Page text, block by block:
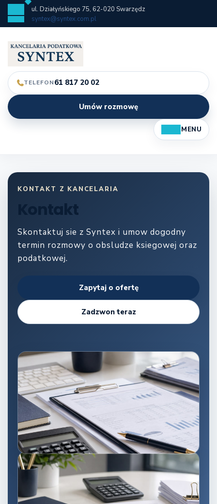
Skip
content
ul. Działyńskiego 75, 62-020 Swarzędz
syntex@syntex.com.pl
MENU
Open
TELEFON61 817 20 02
Umów rozmowę
KONTAKT Z KANCELARIA
Kontakt
Skontaktuj sie z Syntex i umow dogodny
termin rozmowy o obsludze ksiegowej oraz
podatkowej.
Zapytaj o ofertę
Zadzwon teraz